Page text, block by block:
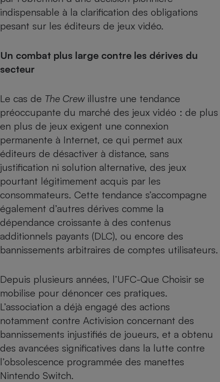
indispensable à la clarification des obligations
pesant sur les éditeurs de jeux vidéo.
Un combat plus large contre les dérives du
secteur
Le cas de The Crewillustre une tendance
préoccupante du marché des jeux vidéo : de plus
en plus de jeux exigent une connexion
permanente à Internet, ce qui permet aux
éditeurs de désactiver à distance, sans
justification ni solution alternative, des jeux
pourtant légitimement acquis par les
consommateurs. Cette tendance s’accompagne
également d’autres dérives comme la
dépendance croissante à des contenus
additionnels payants (DLC), ou encore des
bannissements arbitraires de comptes utilisateurs.
Depuis plusieurs années, l’UFC-Que Choisir se
mobilise pour dénoncer ces pratiques.
L’association a déjà engagé des actions
notamment contre Activision concernant des
bannissements injustifiés de joueurs, et a obtenu
des avancées significatives dans la lutte contre
l’obsolescence programmée des manettes
Nintendo Switch.